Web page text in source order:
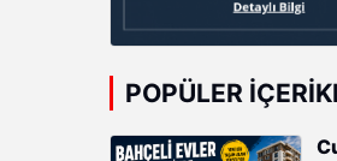
POPÜLER